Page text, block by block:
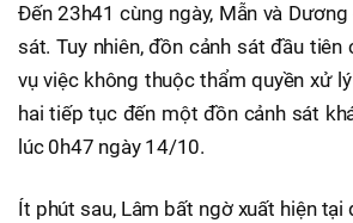
Đến 23h41 cùng ngày, Mẫn và
sát. Tuy nhiên, đồn cảnh sát đầu tiên
vụ việc không thuộc thẩm quyền xử
hai tiếp tục đến một đồn cảnh sát
lúc 0h47 ngày 14/10.
Ít phút sau, Lâm bất ngờ xuất hiện tại